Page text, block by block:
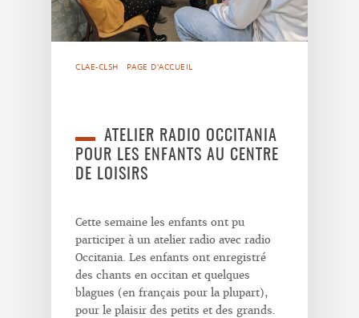
CLAE-CLSH PAGE D'ACCUEIL
ATELIER RADIO OCCITANIA
POUR LES ENFANTS AU CENTRE
DE LOISIRS
Cette semaine les enfants ont pu
participer à un atelier radio avec radio
Occitania. Les enfants ont enregistré
des chants en occitan et quelques
blagues (en français pour la plupart),
pour le plaisir des petits et des grands.